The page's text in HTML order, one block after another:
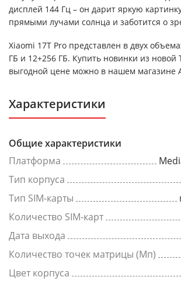
дисплей 144 Гц – он дарит яркую
прямыми лучами солнца и заботится о
Xiaomi 17T Pro представлен в двух
ГБ и 12+256 ГБ. Купить новинки из новой
выгодной цене можно в нашем магазине
Характеристики
Общие характеристики
Платформа
Тип корпуса
Тип SIM-карты
Количество SIM-карт
Дата выхода
Количество точек матрицы (Мп)
Цвет корпуса